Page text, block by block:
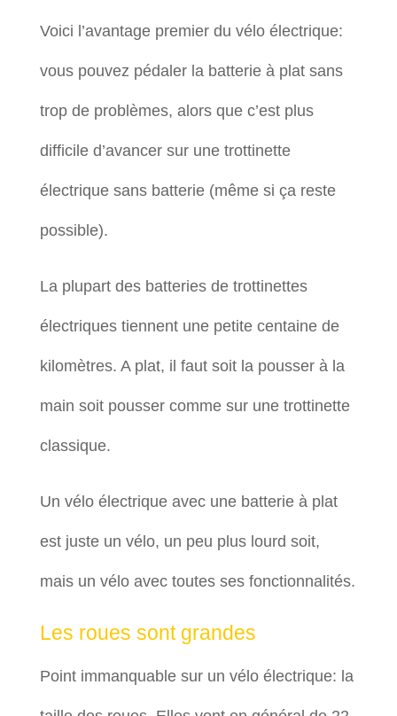
Voici l’avantage premier du vélo électrique:
vous pouvez pédaler la batterie à plat sans
trop de problèmes, alors que c’est plus
difficile d’avancer sur une trottinette
électrique sans batterie (même si ça reste
possible).
La plupart des batteries de trottinettes
électriques tiennent une petite centaine de
kilomètres. A plat, il faut soit la pousser à la
main soit pousser comme sur une trottinette
classique.
Un vélo électrique avec une batterie à plat
est juste un vélo, un peu plus lourd soit,
mais un vélo avec toutes ses fonctionnalités.
Les roues sont grandes
Point immanquable sur un vélo électrique: la